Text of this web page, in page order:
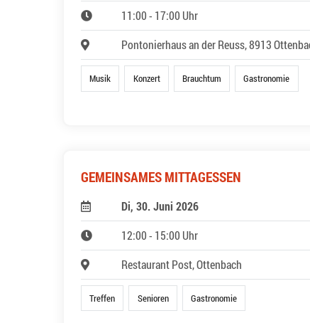
11:00 - 17:00 Uhr
Pontonierhaus an der Reuss, 8913
Musik Konzert Brauchtum Gastronomie
GEMEINSAMES MITTAGESSEN
Di, 30. Juni 2026
12:00 - 15:00 Uhr
Restaurant Post, Ottenbach
Treffen Senioren Gastronomie